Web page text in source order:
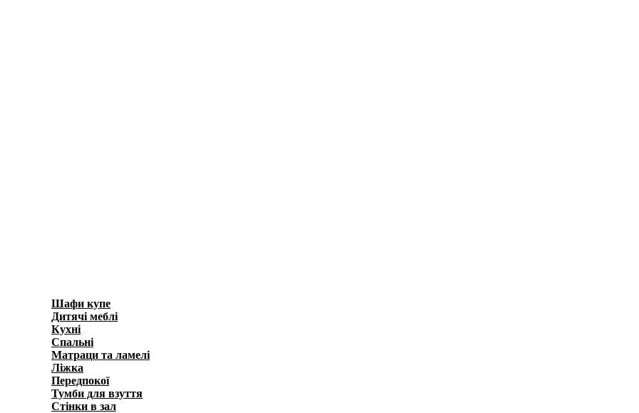
Шафи купе
Дитячі меблі(278)
Кухні(3871)
Спальні(1038)
Матраци та ламелi(40)
Ліжка
Передпокої(450)
Тумби для взуття
Стінки в зал